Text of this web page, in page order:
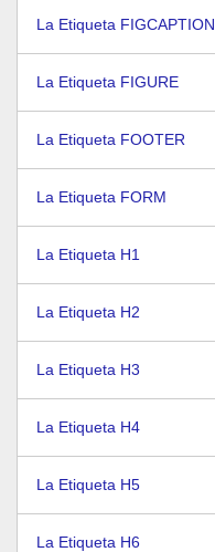
La Etiqueta FIGCAPTION
La Etiqueta FIGURE
La Etiqueta FOOTER
La Etiqueta FORM
La Etiqueta H1
La Etiqueta H2
La Etiqueta H3
La Etiqueta H4
La Etiqueta H5
La Etiqueta H6